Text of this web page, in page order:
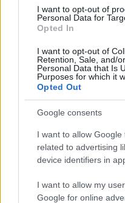
I want to opt-out of
Personal Data for
Opted In
I want to opt-out of
Retention, Sale, and/
Personal Data that Is
Purposes for which it
Opted Out
Google consents
I want to allow
related to advertising
device identifiers in
I want to allow my
Google for online